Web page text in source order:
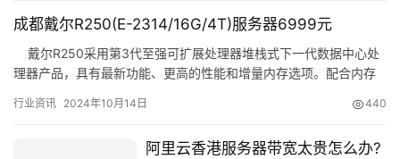
成都戴尔R250(E-2314/16G/4T)服务器6999元
戴尔R250采用第3代至强可扩展处理器堆栈式下一代数据中心处
理器产品，具有最新功能、更高的性能和增量内存选项。配合内存
行业资讯 2024年10月14日 440
阿里云香港服务器带宽太贵怎么办?